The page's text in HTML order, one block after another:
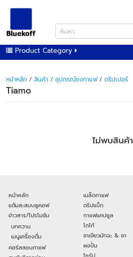
Product Category
หน้าหลัก / สินค้า / อุปกรณ์ชงกาแฟ/ ดริปเปอร์
Tiamo
ไม่พบสินค้า
หน้าหลัก
แต้มสะสมบลูคอฟ
ข่าวสาร/โปรโมชัน
บทความ
เมนูเครื่องดื่ม
คอร์สสอนกาแฟ
เมล็ดกาแฟ
ดริปแบ็ก
กาแฟแคปซูล
โกโก้
ชาเขียวมัทฉะ & ชา
ผงปั่น